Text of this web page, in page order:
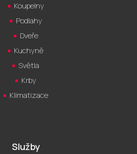
Koupelny
Podlahy
Dveře
Kuchyně
Světla
Krby
Klimatizace
Služby